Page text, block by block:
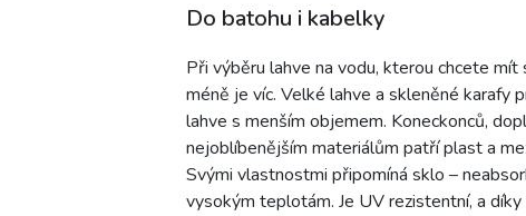
Do batohu i kabelky
Při výběru lahve na vodu, kterou chcete
méně je víc. Velké lahve a skleněné karafy
lahve s menším objemem. Koneckonců,
nejoblíbenějším materiálům patří plast a
Svými vlastnostmi připomíná sklo –
vysokým teplotám. Je UV rezistentní, a